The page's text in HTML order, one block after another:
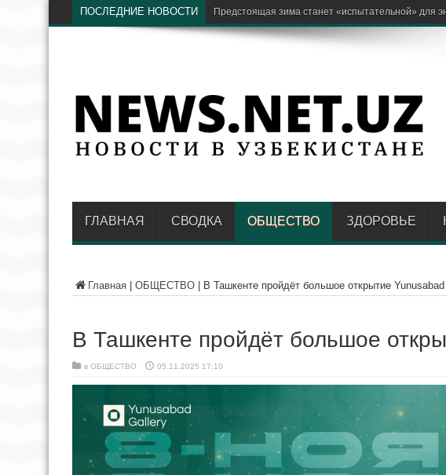
ПОСЛЕДНИЕ НОВОСТИ Бывший хоким Намангана Ан
ГЛАВНАЯ СВОДКА ОБЩЕСТВО ЗДОРОВЬЕ
Главная ОБЩЕСТВО В Ташкенте пройдёт большое открытие
В Ташкенте пройдёт большое
в ОБЩЕСТВО 05.11.2025 17:10